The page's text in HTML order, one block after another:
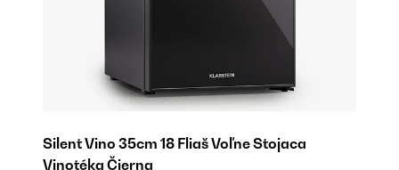
Silent Vino 35cm 18 Fliaš Voľne Stojaca
Vinotéka Čierna